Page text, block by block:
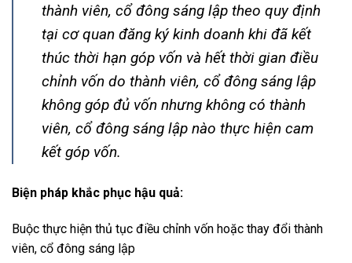
thành viên, cổ đông sáng lập theo quy định
tại cơ quan đăng ký kinh doanh khi đã kết
thúc thời hạn góp vốn và hết thời gian điều
chỉnh vốn do thành viên, cổ đông sáng lập
không góp đủ vốn nhưng không có thành
viên, cổ đông sáng lập nào thực hiện cam
kết góp vốn.
Biện pháp khắc phục hậu quả:
Buộc thực hiện thủ tục điều chỉnh vốn hoặc thay đổi thành
viên, cổ đông sáng lập